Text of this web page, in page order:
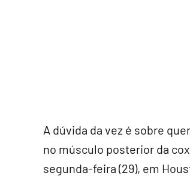
A dúvida da vez é sobre
no músculo posterior da
segunda-feira (29), em